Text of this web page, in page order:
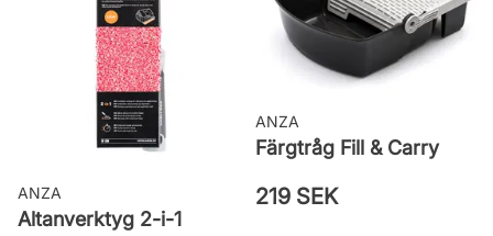
ANZA
Altanverktyg 2-i-1
ANZA
Färgtråg Fill & Carry
219 SEK